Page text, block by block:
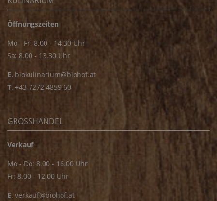
Öffnungszeiten
Mo - Fr: 8.00 - 14.30 Uhr
Sa: 8.00 - 13.30 Uhr
E. biokulinarium@biohof.at
T. +43 7272 4859 60
GROSSHANDEL
Verkauf
Mo - Do: 8.00 - 16.00 Uhr
Fr: 8.00 - 12.00 Uhr
E. verkauf@biohof.at